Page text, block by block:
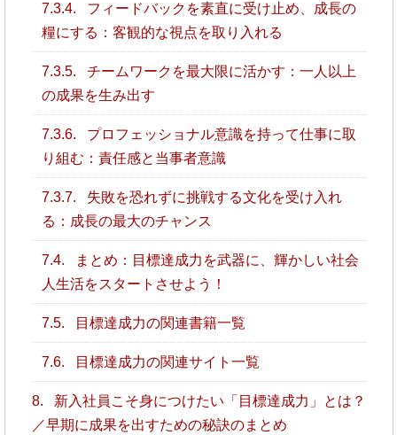
7.3.4.
フィードバックを素直に受け止め、成長の
糧にする：客観的な視点を取り入れる
7.3.5.
チームワークを最大限に活かす：一人以上
の成果を生み出す
7.3.6.
プロフェッショナル意識を持って仕事に取
り組む：責任感と当事者意識
7.3.7.
失敗を恐れずに挑戦する文化を受け入れ
る：成長の最大のチャンス
7.4.
まとめ：目標達成力を武器に、輝かしい社会
人生活をスタートさせよう！
7.5. 目標達成力の関連書籍一覧
7.6. 目標達成力の関連サイト一覧
8.
新入社員こそ身につけたい「目標達成力」とは？
／早期に成果を出すための秘訣のまとめ